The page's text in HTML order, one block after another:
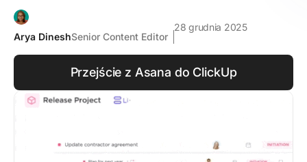
Arya DineshSenior Content Editor
28 grudnia 2025
Przejście z Asana do ClickUp